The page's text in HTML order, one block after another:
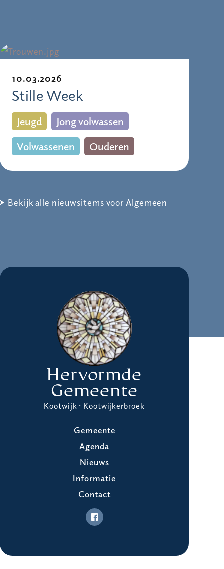
10.03.2026
Stille Week
Jeugd
Jong volwassen
Volwassenen
Ouderen
Bekijk alle nieuwsitems voor Algemeen
Hervormde
Gemeente
Kootwijk · Kootwijkerbroek
Gemeente
Agenda
Nieuws
Informatie
Contact